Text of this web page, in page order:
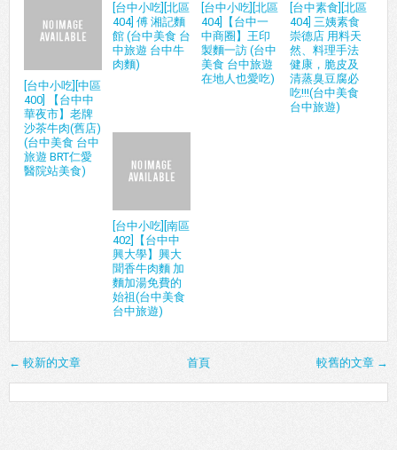
[台中小吃][中區
400] 【台中中
華夜市】老牌
沙茶牛肉(舊店)
(台中美食 台中
旅遊 BRT仁愛
醫院站美食)
[台中小吃][北區
404] 傅 湘記麵
館 (台中美食 台
中旅遊 台中牛
肉麵)
[台中小吃][北區
404]【台中一
中商圈】王印
製麵一訪 (台中
美食 台中旅遊
在地人也愛吃)
[台中素食][北區
404] 三姨素食
崇德店 用料天
然、料理手法
健康，脆皮及
清蒸臭豆腐必
吃!!!(台中美食
台中旅遊)
[台中小吃][南區
402]【台中中
興大學】興大
聞香牛肉麵 加
麵加湯免費的
始祖(台中美食
台中旅遊)
← 較新的文章 較舊的文章 →
首頁